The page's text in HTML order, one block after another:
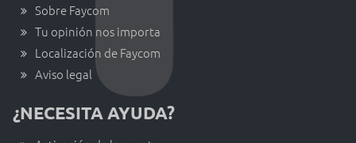
Sobre Faycom
Tu opinión nos importa
Localización de Faycom
Aviso legal
¿NECESITA AYUDA?